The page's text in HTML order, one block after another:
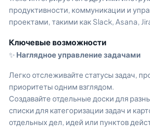
продуктивности, коммуникации и
проектами, такими как Slack, Asana,
Ключевые возможности
✨ Наглядное управление задачами
Легко отслеживайте статусы задач,
приоритеты одним взглядом.
Создавайте отдельные доски для
списки для категоризации задач и
отдельных дел, идей или пунктов